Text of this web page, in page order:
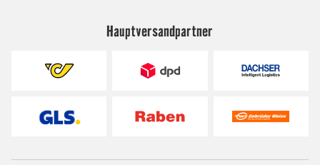
Hauptversandpartner